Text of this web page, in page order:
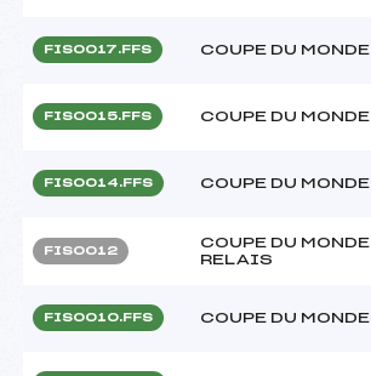
FIS0017.FFS COUPE DU MONDE
FIS0015.FFS COUPE DU MONDE
FIS0014.FFS COUPE DU MONDE
FIS0012
COUPE DU MONDE
RELAIS
FIS0010.FFS COUPE DU MONDE